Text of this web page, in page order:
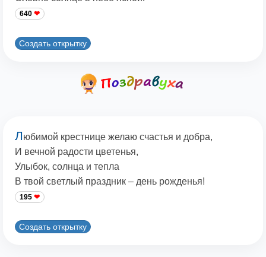
640
Создать открытку
Любимой крестнице желаю счастья и добра,
И вечной радости цветенья,
Улыбок, солнца и тепла
В твой светлый праздник – день рожденья!
195
Создать открытку